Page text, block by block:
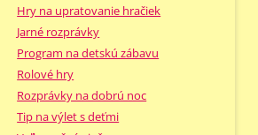
Hry na upratovanie hračiek
Jarné rozprávky
Program na detskú zábavu
Rolové hry
Rozprávky na dobrú noc
Tip na výlet s deťmi